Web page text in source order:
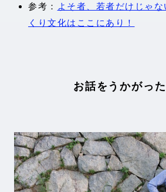
参考： よそ者、若者だけじゃ
くり文化はここにあり！
お話をうかがっ